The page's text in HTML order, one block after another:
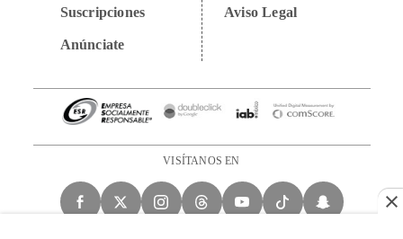
Suscripciones
Anúnciate
Aviso Legal
VISÍTANOS EN